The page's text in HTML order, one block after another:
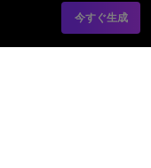
今すぐ生成